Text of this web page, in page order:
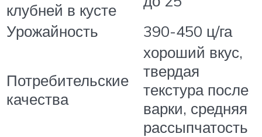
клубней в кусте
Урожайность
390-450 ц/га
Потребительские
качества
хороший вкус,
твердая
текстура после
варки, средняя
рассыпчатость